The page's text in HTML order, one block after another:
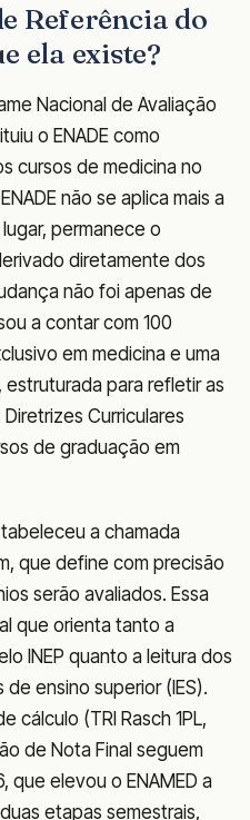
Referência do
ela existe?
Nacional de Avaliação
o ENADE como
cursos de medicina no
não se aplica mais a
permanece o
diretamente dos
não foi apenas de
a contar com 100
em medicina e uma
para refletir as
Curriculares
de graduação em
a chamada
que define com precisão
serão avaliados. Essa
que orienta tanto a
INEP quanto a leitura dos
ensino superior (IES).
cálculo (TRI Rasch 1PL,
de Nota Final seguem
que elevou o ENAMED a
etapas semestrais,